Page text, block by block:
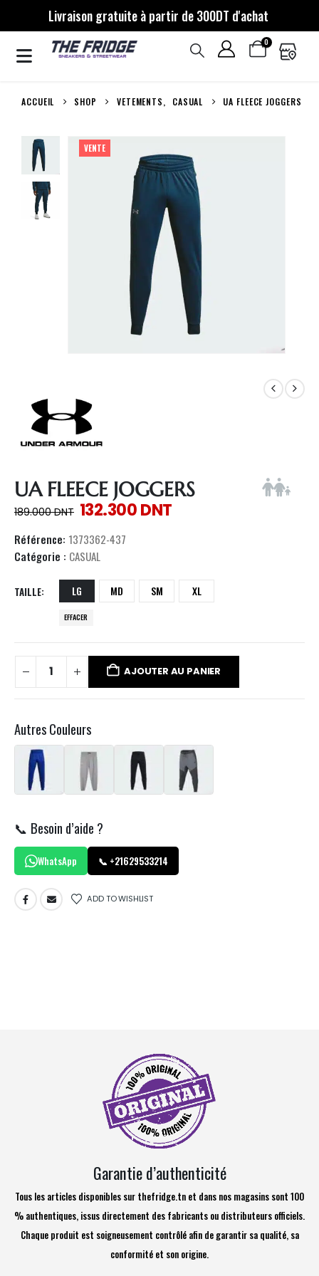
Livraison gratuite à partir de 300DT d'achat
0
ACCUEIL SHOP VETEMENTS, CASUAL UA FLEECE JOGGERS
VENTE
UA FLEECE JOGGERS
189.000DNT 132.300DNT
Référence: 1373362-437
Catégorie : CASUAL
TAILLE LG MD SM XL
EFFACER
AJOUTER AU PANIER
Autres Couleurs
📞 Besoin d’aide ?
WhatsApp 📞 +21629533214
ADD TO WISHLIST
Garantie d’authenticité
Tous les articles disponibles sur thefridge.tn et dans nos magasins sont 100
% authentiques, issus directement des fabricants ou distributeurs officiels.
Chaque produit est soigneusement contrôlé afin de garantir sa qualité, sa
conformité et son origine.